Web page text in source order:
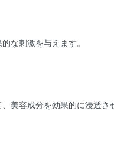
な刺激を与えます。
美容成分を効果的に浸透さ